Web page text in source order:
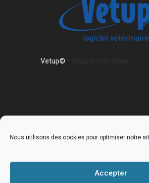
Nous utilisons des cookies pour optimiser notre
Accepter
Vetup©
La clinique
Museauscope